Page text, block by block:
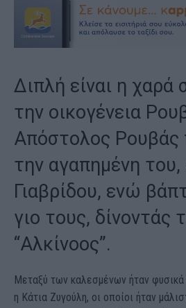
Διπλή είναι η χαρά
την οικογένεια
Απόστολος Ρουβάς
την αγαπημένη
Γιαβρίδου, ενώ
γιο τους, δίνοντάς
“Αλκίνοος”.
Μεταξύ των καλεσμένων ήταν
η Κάτια Ζυγούλη, οι οποίοι ήταν